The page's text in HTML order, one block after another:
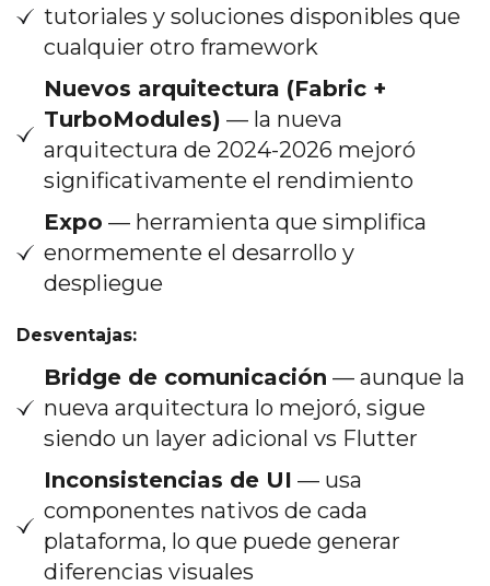
tutoriales y soluciones disponibles que
cualquier otro framework
Nuevos arquitectura (Fabric +
TurboModules) — la nueva
arquitectura de 2024-2026 mejoró
significativamente el rendimiento
Expo — herramienta que simplifica
enormemente el desarrollo y
despliegue
Desventajas:
Bridge de comunicación — aunque la
nueva arquitectura lo mejoró, sigue
siendo un layer adicional vs Flutter
Inconsistencias de UI — usa
componentes nativos de cada
plataforma, lo que puede generar
diferencias visuales